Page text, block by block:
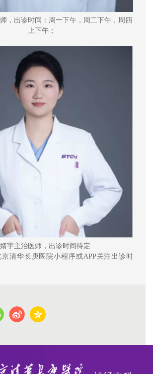
，出诊时间：周一下午，周二下午，周四
上下午；
婧宇主治医师，出诊时间待定
京清华长庚医院小程序或APP关注出诊时